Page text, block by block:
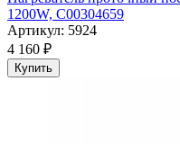
1200W, C00304659
Артикул: 5924
4 160 ₽
Купить